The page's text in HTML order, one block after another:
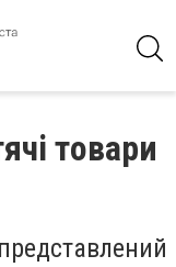
товари